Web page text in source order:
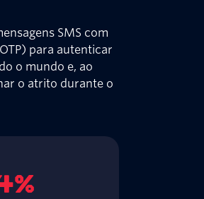
SMS com
para autenticar
o mundo e, ao
o atrito durante o